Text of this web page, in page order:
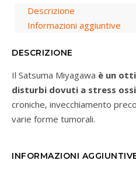
Descrizione
Informazioni aggiuntive
DESCRIZIONE
Il Satsuma Miyagawa è un
disturbi dovuti a stress
croniche, invecchiamento
varie forme tumorali.
INFORMAZIONI